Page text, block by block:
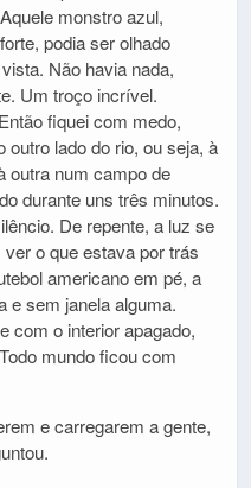
monstro azul,
podia ser olhado
Não havia nada,
Um troço incrível.
fiquei com medo,
lado do rio, ou seja, à
outra num campo de
durante uns três minutos.
De repente, a luz se
o que estava por trás
americano em pé, a
e sem janela alguma.
com o interior apagado,
mundo ficou com
e carregarem a gente,